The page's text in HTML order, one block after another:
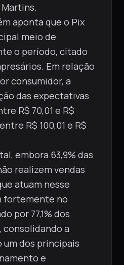
aponta que o Pix
meio de
o período, citado
Em relação
consumidor, a
das expectativas
R$ 70,01 e R$
R$ 100,01 e R$
embora 63,9% das
realizem vendas
atuam nesse
fortemente no
por 77,1% dos
consolidando a
dos principais
e